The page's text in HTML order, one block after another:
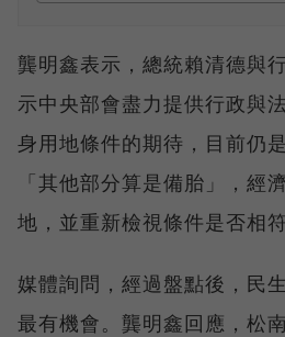
龔明鑫表示，總統賴清德與
示中央部會盡力提供行政與
身用地條件的期待，目前仍
「其他部分算是備胎」，經
地，並重新檢視條件是否相
媒體詢問，經過盤點後，民
最有機會。龔明鑫回應，松